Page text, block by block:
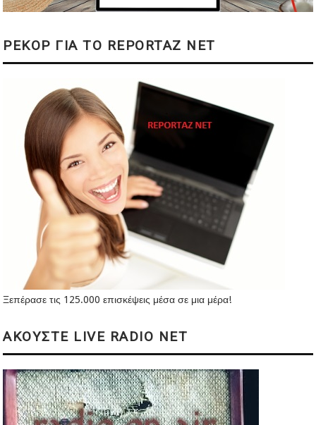
ΡΕΚΟΡ ΓΙΑ ΤΟ REPORTAZ NET
Ξεπέρασε τις 125.000 επισκέψεις μέσα σε μια μέρα!
ΑΚΟΥΣΤΕ LIVE RADIO NET